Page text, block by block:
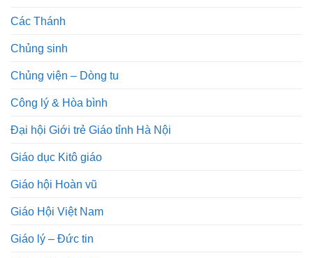
Các Thánh
Chủng sinh
Chủng viện – Dòng tu
Công lý & Hòa bình
Đại hội Giới trẻ Giáo tỉnh Hà Nội
Giáo dục Kitô giáo
Giáo hội Hoàn vũ
Giáo Hội Việt Nam
Giáo lý – Đức tin